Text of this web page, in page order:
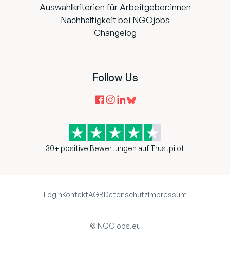
Auswahlkriterien für Arbeitgeber:innen
Nachhaltigkeit bei NGOjobs
Changelog
Follow Us
30+ positive Bewertungen auf Trustpilot
LoginKontaktAGBDatenschutzImpressum
© NGOjobs.eu